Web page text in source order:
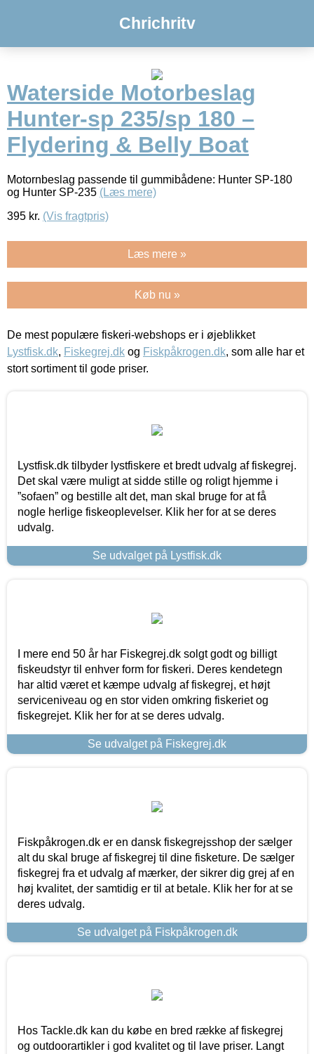
Chrichritv
Waterside Motorbeslag
Hunter-sp 235/sp 180 –
Flydering & Belly Boat
Motornbeslag passende til gummibådene: Hunter SP-180
og Hunter SP-235 (Læs mere)
395 kr. (Vis fragtpris)
Læs mere »
Køb nu »
De mest populære fiskeri-webshops er i øjeblikket
Lystfisk.dk, Fiskegrej.dk og Fiskpåkrogen.dk, som alle har et
stort sortiment til gode priser.
Lystfisk.dk tilbyder lystfiskere et bredt udvalg af fiskegrej.
Det skal være muligt at sidde stille og roligt hjemme i
”sofaen” og bestille alt det, man skal bruge for at få
nogle herlige fiskeoplevelser. Klik her for at se deres
udvalg.
Se udvalget på Lystfisk.dk
I mere end 50 år har Fiskegrej.dk solgt godt og billigt
fiskeudstyr til enhver form for fiskeri. Deres kendetegn
har altid været et kæmpe udvalg af fiskegrej, et højt
serviceniveau og en stor viden omkring fiskeriet og
fiskegrejet. Klik her for at se deres udvalg.
Se udvalget på Fiskegrej.dk
Fiskpåkrogen.dk er en dansk fiskegrejsshop der sælger
alt du skal bruge af fiskegrej til dine fisketure. De sælger
fiskegrej fra et udvalg af mærker, der sikrer dig grej af en
høj kvalitet, der samtidig er til at betale. Klik her for at se
deres udvalg.
Se udvalget på Fiskpåkrogen.dk
Hos Tackle.dk kan du købe en bred række af fiskegrej
og outdoorartikler i god kvalitet og til lave priser. Langt